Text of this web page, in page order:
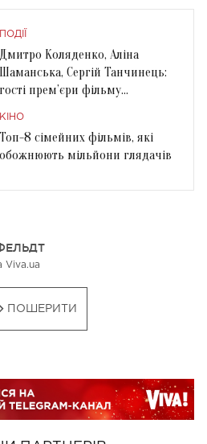
ПОДІЇ
Дмитро Коляденко, Аліна
Шаманська, Сергій Танчинець:
гості прем’єри фільму
КІНО
Топ-8 сімейних фільмів, які
обожнюють мільйони глядачів
Viva.ua
ПОШЕРИТИ